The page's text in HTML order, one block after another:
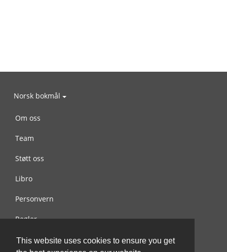
This website uses cookies to ensure you get
Norsk bokmål
Om oss
Team
Støtt oss
Libro
Personvern
Regler
Kontakt oss